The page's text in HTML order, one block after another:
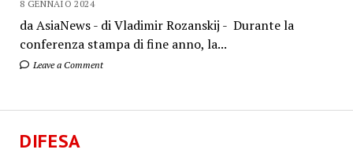
8 GENNAIO 2024
da AsiaNews - di Vladimir Rozanskij - Durante la
conferenza stampa di fine anno, la...
Leave a Comment
DIFESA